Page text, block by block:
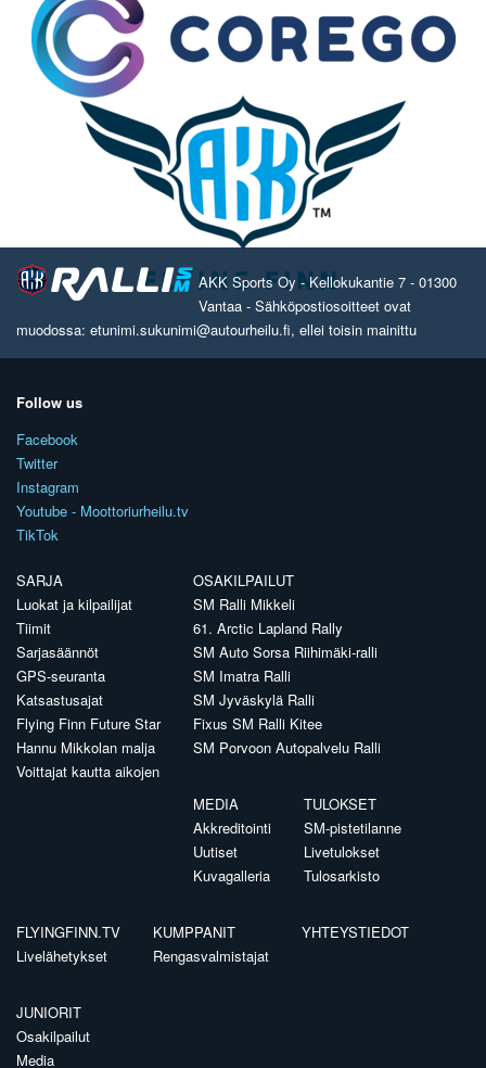
AKK Sports Oy - Kellokukantie 7 - 01300
Vantaa - Sähköpostiosoitteet ovat
muodossa: etunimi.sukunimi@autourheilu.fi, ellei toisin mainittu
Follow us
Facebook
Twitter
Instagram
Youtube - Moottoriurheilu.tv
TikTok
SARJA
Luokat ja kilpailijat
Tiimit
Sarjasäännöt
GPS-seuranta
Katsastusajat
Flying Finn Future Star
Hannu Mikkolan malja
Voittajat kautta aikojen
OSAKILPAILUT
SM Ralli Mikkeli
61. Arctic Lapland Rally
SM Auto Sorsa Riihimäki-ralli
SM Imatra Ralli
SM Jyväskylä Ralli
Fixus SM Ralli Kitee
SM Porvoon Autopalvelu Ralli
MEDIA
Akkreditointi
Uutiset
Kuvagalleria
TULOKSET
SM-pistetilanne
Livetulokset
Tulosarkisto
FLYINGFINN.TV
Livelähetykset
KUMPPANIT
Rengasvalmistajat
YHTEYSTIEDOT
JUNIORIT
Osakilpailut
Media